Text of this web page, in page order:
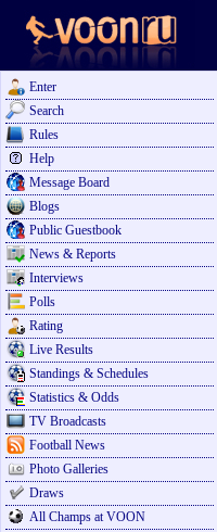
Enter
Search
Rules
Help
Message Board
Blogs
Public Guestbook
News & Reports
Interviews
Polls
Rating
Live Results
Standings & Schedules
Statistics & Odds
TV Broadcasts
Football News
Photo Galleries
Draws
All Champs at VOON